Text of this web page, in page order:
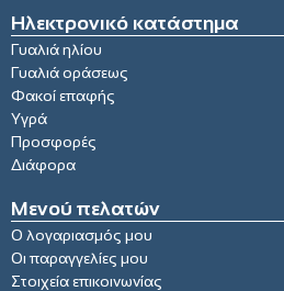
Ηλεκτρονικό κατάστημα
Γυαλιά ηλίου
Γυαλιά οράσεως
Φακοί επαφής
Υγρά
Προσφορές
Διάφορα
Μενού πελατών
Ο λογαριασμός μου
Οι παραγγελίες μου
Στοιχεία επικοινωνίας